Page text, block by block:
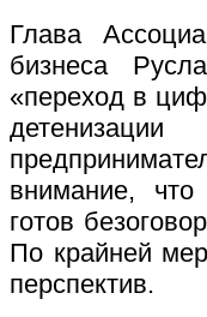
Глава
бизнеса
«переход в
внимание,
готов
По крайней
перспектив.